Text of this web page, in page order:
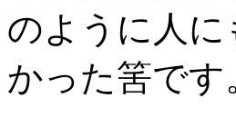
のように人
かった筈です